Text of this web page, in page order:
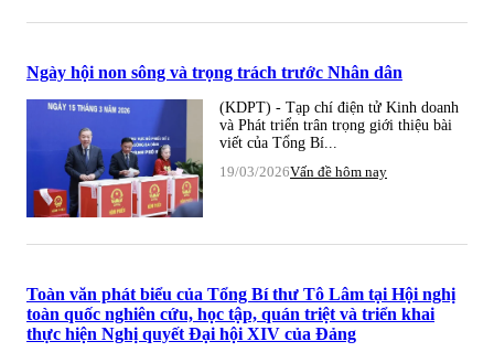
Ngày hội non sông và trọng trách trước Nhân dân
(KDPT) - Tạp chí điện tử Kinh doanh
và Phát triển trân trọng giới thiệu bài
viết của Tổng Bí...
19/03/2026Vấn đề hôm nay
Toàn văn phát biểu của Tổng Bí thư Tô Lâm tại Hội nghị
toàn quốc nghiên cứu, học tập, quán triệt và triển khai
thực hiện Nghị quyết Đại hội XIV của Đảng